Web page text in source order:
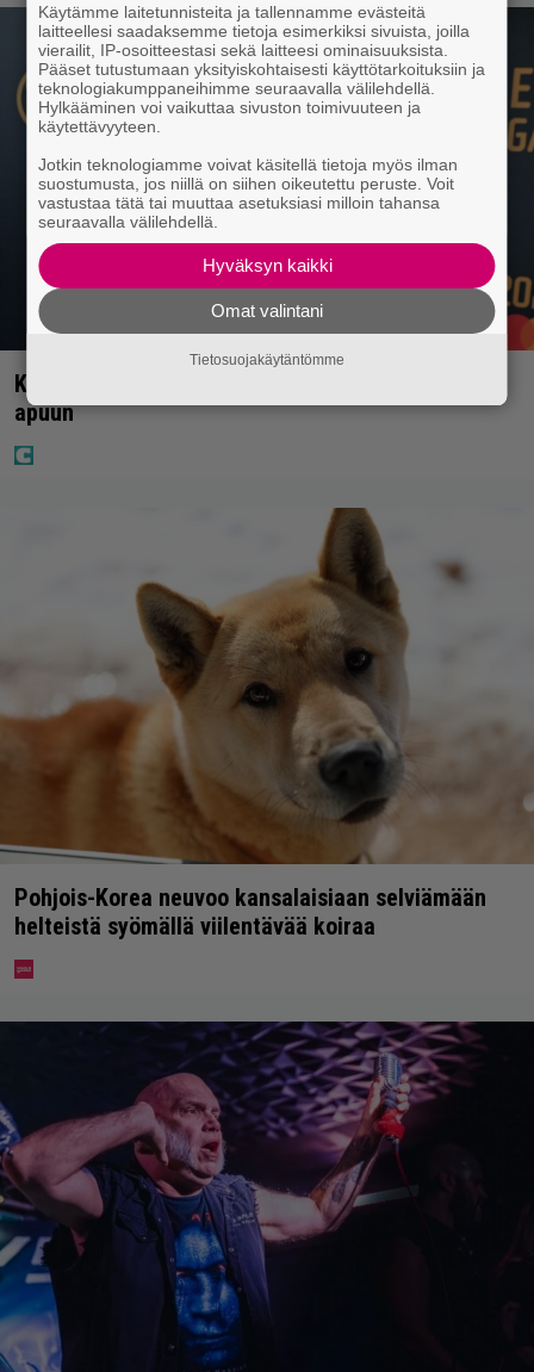
Kaija Koolta ikävä ilmoitus – Juha Tapio kiirehti
apuun
Pohjois-Korea neuvoo kansalaisiaan selviämään
helteistä syömällä viilentävää koiraa
Käytämme laitetunnisteita ja tallennamme evästeitä
laitteellesi saadaksemme tietoja esimerkiksi sivuista, joilla
vierailit, IP-osoitteestasi sekä laitteesi ominaisuuksista.
Pääset tutustumaan yksityiskohtaisesti käyttötarkoituksiin ja
teknologiakumppaneihimme seuraavalla välilehdellä.
Hylkääminen voi vaikuttaa sivuston toimivuuteen ja
käytettävyyteen.
Jotkin teknologiamme voivat käsitellä tietoja myös ilman
suostumusta, jos niillä on siihen oikeutettu peruste. Voit
vastustaa tätä tai muuttaa asetuksiasi milloin tahansa
seuraavalla välilehdellä.
Hyväksyn kaikki
Omat valintani
Tietosuojakäytäntömme